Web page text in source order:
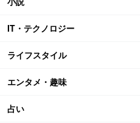
IT・テクノロジー
ライフスタイル
エンタメ・趣味
占い